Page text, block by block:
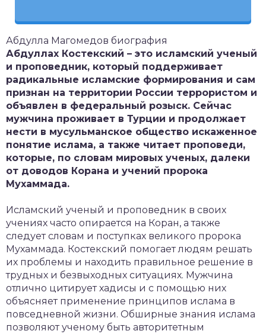
Абдулла Магомедов биография
Абдуллах Костекский – это исламский ученый
и проповедник, который поддерживает
радикальные исламские формирования и сам
признан на территории России террористом и
объявлен в федеральный розыск. Сейчас
мужчина проживает в Турции и продолжает
нести в мусульманское общество искаженное
понятие ислама, а также читает проповеди,
которые, по словам мировых ученых, далеки
от доводов Корана и учений пророка
Мухаммада.
Исламский ученый и проповедник в своих
учениях часто опирается на Коран, а также
следует словам и поступках великого пророка
Мухаммада. Костекский помогает людям решать
их проблемы и находить правильное решение в
трудных и безвыходных ситуациях. Мужчина
отлично цитирует хадисы и с помощью них
объясняет применение принципов ислама в
повседневной жизни. Обширные знания ислама
позволяют ученому быть авторитетным